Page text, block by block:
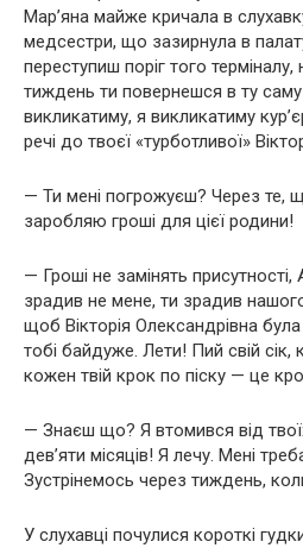
Мар’яна майже кричала в
медсестри, що зазирнула в
переступиш поріг того
тиждень ти повернешся в ту саму
викликатиму, я викликатиму
речі до твоєї «турботливої»
— Ти мені погрожуєш? Через те,
заробляю гроші для цієї родини!
— Гроші не замінять
зрадив не мене, ти зрадив
щоб Вікторія Олександрівна
тобі байдуже. Лети! Пий свій сік,
кожен твій крок по піску — це
— Знаєш що? Я втомився від
дев’яти місяців! Я лечу. Мені
Зустрінемось через тиждень,
У слухавці почулися короткі